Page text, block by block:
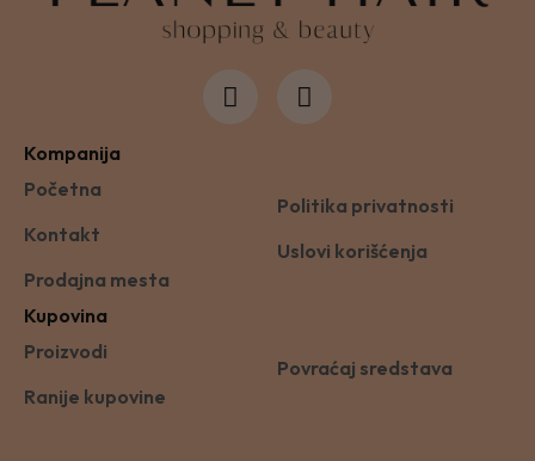
Kompanija
Početna
Kontakt
Prodajna mesta
Politika privatnosti
Uslovi korišćenja
Kupovina
Proizvodi
Ranije kupovine
Povraćaj sredstava